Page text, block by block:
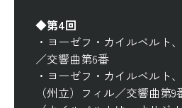
◆第4回
・ ヨーゼフ・カイルベルト
／交響曲第6番
・ ヨーゼフ・カイルベルト
（州立）フィル／交響曲第9